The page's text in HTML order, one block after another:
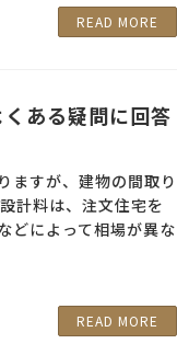
READ MORE
ある疑問に回答
ますが、建物の間取り
計料は、注文住宅を
どによって相場が異な
READ MORE